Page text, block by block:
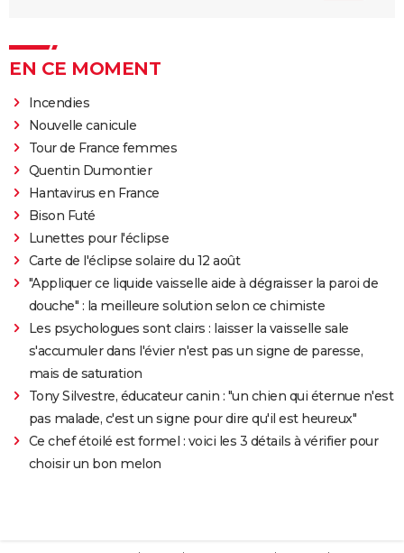
EN CE MOMENT
Incendies
Nouvelle canicule
Tour de France femmes
Quentin Dumontier
Hantavirus en France
Bison Futé
Lunettes pour l'éclipse
Carte de l'éclipse solaire du 12 août
"Appliquer ce liquide vaisselle aide à dégraisser la paroi de
douche" : la meilleure solution selon ce chimiste
Les psychologues sont clairs : laisser la vaisselle sale
s'accumuler dans l'évier n'est pas un signe de paresse,
mais de saturation
Tony Silvestre, éducateur canin : "un chien qui éternue n'est
pas malade, c'est un signe pour dire qu'il est heureux"
Ce chef étoilé est formel : voici les 3 détails à vérifier pour
choisir un bon melon